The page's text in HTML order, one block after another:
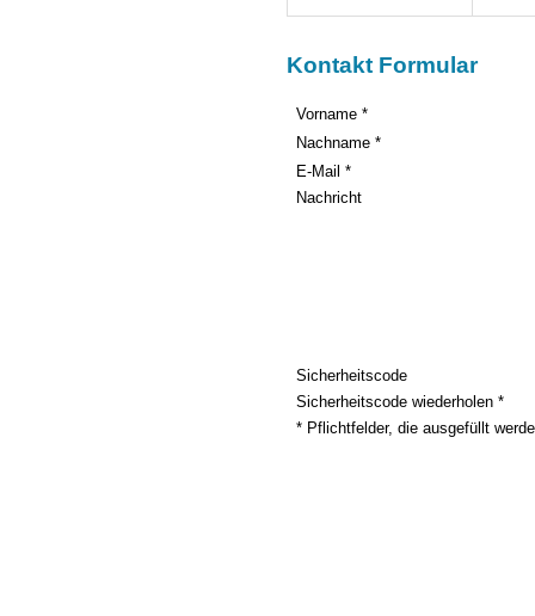
Kontakt Formular
Vorname *
Nachname *
E-Mail *
Nachricht
Sicherheitscode
Sicherheitscode wiederholen *
* Pflichtfelder, die ausgefüllt